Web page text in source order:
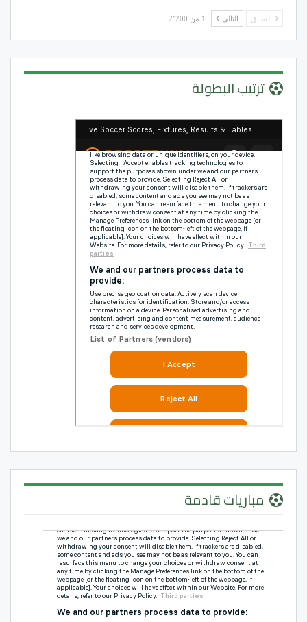
السابق التالي 1 من 2٬200
ترتيب البطولة
مباريات قادمة